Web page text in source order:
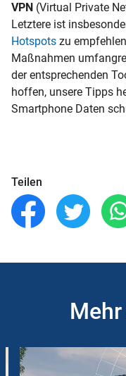
VPN (Virtual Private
Letztere ist
Hotspots zu
Maßnahmen
der entsprechenden
hoffen, unsere Tipps
Smartphone Daten
Teilen
Instructions